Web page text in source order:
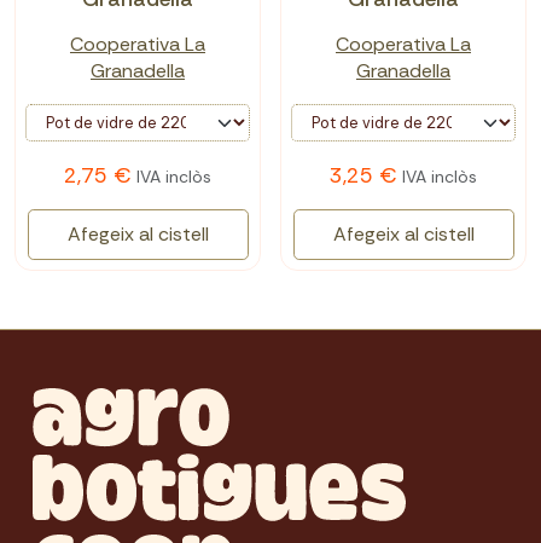
Cooperativa La
Granadella
2,75 € IVA inclòs
Afegeix al cistell
Cooperativa La
Granadella
3,25 € IVA inclòs
Afegeix al cistell